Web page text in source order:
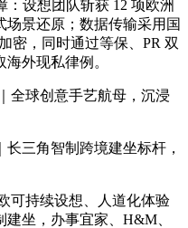
设想团队斩获 12 项欧洲
场景还原；数据传输采用国
密，同时通过等保、PR 双
外现私律例。
球创意手艺航母，沉浸
三角智制跨境建坐标杆，
持续设想、人道化体验
坐，办事宜家、H&M、